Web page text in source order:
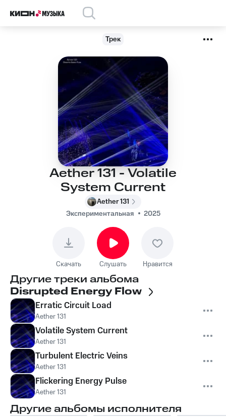
Трек
Aether 131 - Volatile
System Current
Aether 131
Экспериментальная
2025
Скачать Слушать Нравится
Другие треки альбома
Disrupted Energy Flow
Erratic Circuit Load
Aether 131
Volatile System Current
Aether 131
Turbulent Electric Veins
Aether 131
Flickering Energy Pulse
Aether 131
Другие альбомы исполнителя